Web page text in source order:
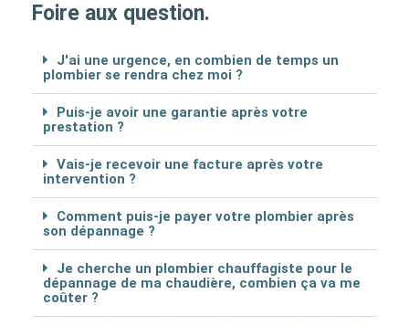
Foire aux question.
J'ai une urgence, en combien de temps un
plombier se rendra chez moi ?
Puis-je avoir une garantie après votre
prestation ?
Vais-je recevoir une facture après votre
intervention ?
Comment puis-je payer votre plombier après
son dépannage ?
Je cherche un plombier chauffagiste pour le
dépannage de ma chaudière, combien ça va me
coûter ?